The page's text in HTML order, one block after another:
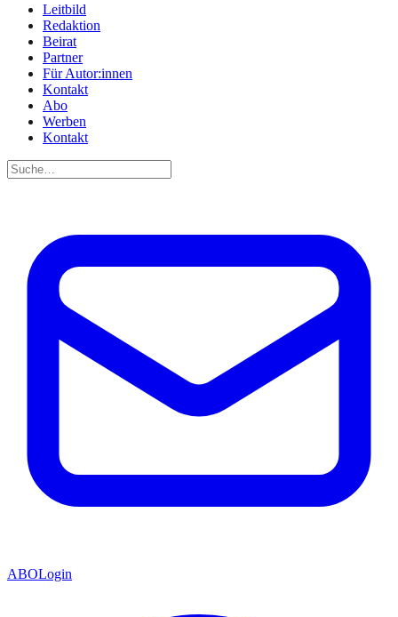
Leitbild
Redaktion
Beirat
Partner
Für Autor:innen
Kontakt
Abo
Werben
Kontakt
ABOLogin